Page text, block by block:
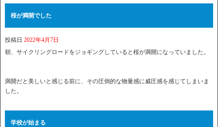
桜が満開でした
投稿日 2022年4月7日
朝、サイクリングロードをジョギングしていると桜が満開になっていました。
満開だと美しいと感じる前に、その圧倒的な物量感に威圧感を感じてしまいま
した。
学校が始まる